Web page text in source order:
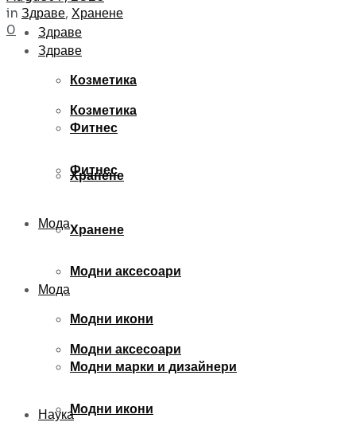
Здраве
Козметика
Фитнес
Хранене
Мода
Модни аксесоари
Модни икони
Здраве
Козметика
Фитнес
Хранене
Мода
Модни аксесоари
Модни икони
Модни марки и дизайнери
Наука
in Здраве, Хранене
0